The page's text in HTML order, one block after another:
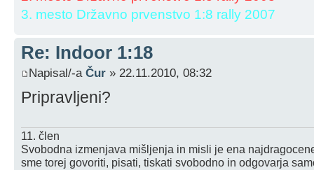
3. mesto Državno prvenstvo 1:8 rally 2007
Re: Indoor 1:18
Napisal/-a Čur » 22.11.2010, 08:32
Pripravljeni?
11. člen
Svobodna izmenjava mišljenja in misli je ena
sme torej govoriti, pisati, tiskati svobodno in odgovarja